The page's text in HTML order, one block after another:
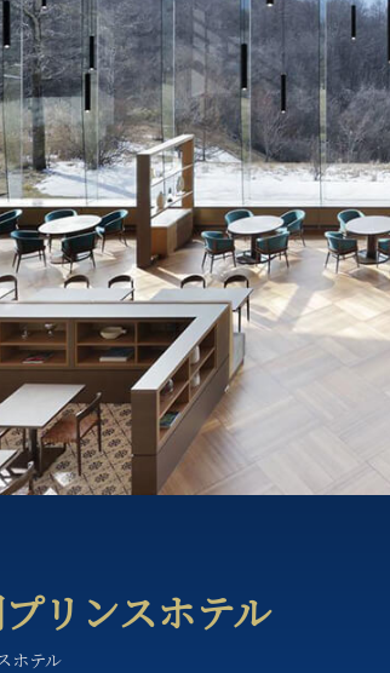
リンスホテル
ホテル